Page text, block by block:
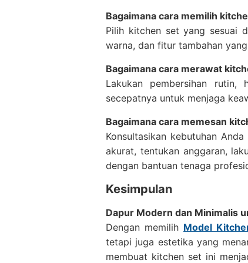
Bagaimana cara memilih
Pilih kitchen set yang sesuai
warna, dan fitur tambahan
Bagaimana cara merawat
Lakukan pembersihan rutin,
secepatnya untuk menjaga
Bagaimana cara memesan
Konsultasikan kebutuhan
akurat, tentukan anggaran,
dengan bantuan tenaga
Kesimpulan
Dapur Modern dan Minimalis
Dengan memilih Model
tetapi juga estetika yang
membuat kitchen set ini